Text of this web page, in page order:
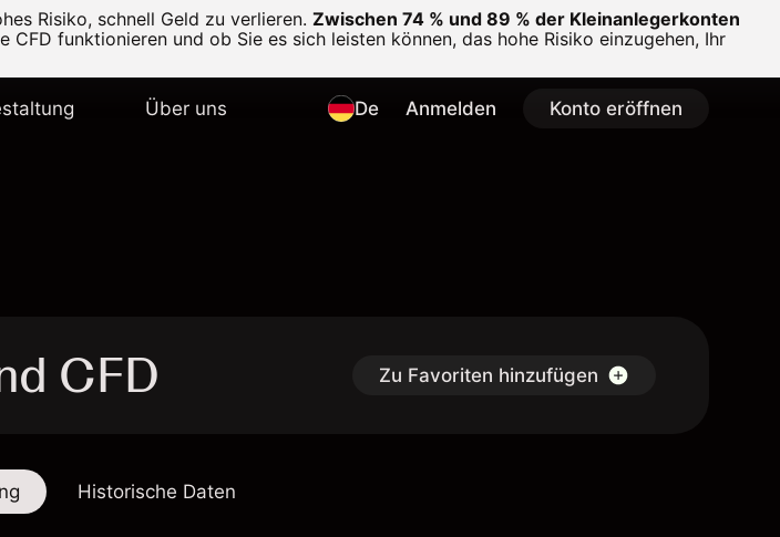
Risiko, schnell Geld zu verlieren. Zwischen 74 % und 89 % der Kleinanlegerkonten
CFD funktionieren und ob Sie es sich leisten können, das hohe Risiko einzugehen, Ihr
Über uns De Anmelden Konto eröffnen
CFD Zu Favoriten hinzufügen
Historische Daten